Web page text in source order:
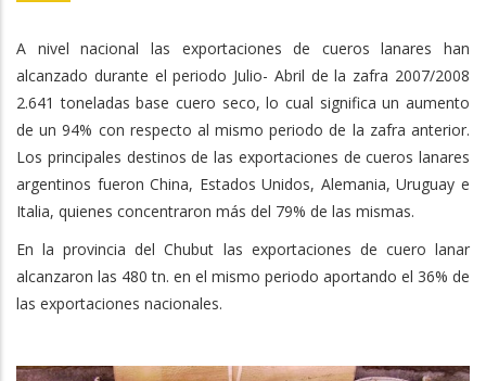
A nivel nacional las exportaciones de cueros lanares han
alcanzado durante el periodo Julio- Abril de la zafra 2007/2008
2.641 toneladas base cuero seco, lo cual significa un aumento
de un 94% con respecto al mismo periodo de la zafra anterior.
Los principales destinos de las exportaciones de cueros lanares
argentinos fueron China, Estados Unidos, Alemania, Uruguay e
Italia, quienes concentraron más del 79% de las mismas.
En la provincia del Chubut las exportaciones de cuero lanar
alcanzaron las 480 tn. en el mismo periodo aportando el 36% de
las exportaciones nacionales.